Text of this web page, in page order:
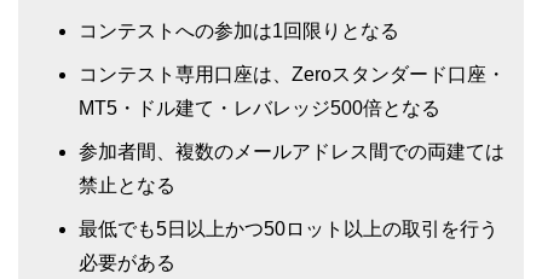
コンテストへの参加は1回限りとなる
コンテスト専用口座は、Zeroスタンダード口座・
MT5・ドル建て・レバレッジ500倍となる
参加者間、複数のメールアドレス間での両建ては
禁止となる
最低でも5日以上かつ50ロット以上の取引を行う
必要がある